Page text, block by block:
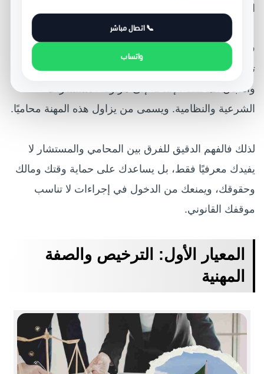
في السعودية، يعرّف نظام المحاماة مهنة المحاماة بأنها
تشمل الترافع عن الغير أمام المحاكم وديوان المظالم
واللجان المختصة، إضافة إلى مزاولة الاستشارات
الشرعية والنظامية. ويسمى من يزاول هذه المهنة محاميًا.
لذلك فالفهم الدقيق للفرق بين المحامي والمستشار لا
يفيدك معرفيًا فقط، بل يساعدك على حماية وقتك ومالك
وحقوقك، ويمنعك من الدخول في إجراءات لا تناسب
موقفك القانوني.
المعيار الأول: الترخيص والصفة
المهنية
📞 اتصال مباشر
واتساب